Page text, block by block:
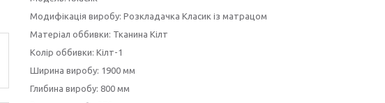
Модифікація виробу: Розкладачка Класик із матрацом
Матеріал оббивки: Тканина Кілт
Колір оббивки: Кілт-1
Ширина виробу: 1900 мм
Глибина виробу: 800 мм